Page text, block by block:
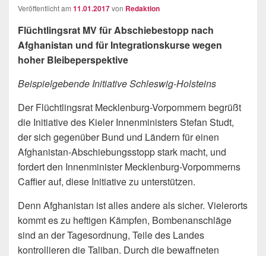
Veröffentlicht am 11.01.2017von Redaktion
Flüchtlingsrat MV für Abschiebestopp nach
Afghanistan und für Integrationskurse wegen
hoher Bleibeperspektive
Beispielgebende Initiative Schleswig-Holsteins
Der Flüchtlingsrat Mecklenburg-Vorpommern begrüßt
die Initiative des Kieler Innenministers Stefan Studt,
der sich gegenüber Bund und Ländern für einen
Afghanistan-Abschiebungsstopp stark macht, und
fordert den Innenminister Mecklenburg-Vorpommerns
Caffier auf, diese Initiative zu unterstützen.
Denn Afghanistan ist alles andere als sicher. Vielerorts
kommt es zu heftigen Kämpfen, Bombenanschläge
sind an der Tagesordnung, Teile des Landes
kontrollieren die Taliban. Durch die bewaffneten